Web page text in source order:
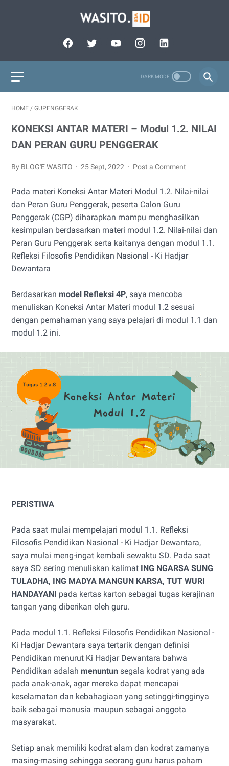
HOME / GUPENGGERAK
KONEKSI ANTAR MATERI – Modul 1.2. NILAI
DAN PERAN GURU PENGGERAK
By BLOG'E WASITO 25 Sept, 2022 Post a Comment
Pada materi Koneksi Antar Materi Modul 1.2. Nilai-nilai
dan Peran Guru Penggerak, peserta Calon Guru
Penggerak (CGP) diharapkan mampu menghasilkan
kesimpulan berdasarkan materi modul 1.2. Nilai-nilai dan
Peran Guru Penggerak serta kaitanya dengan modul 1.1.
Refleksi Filosofis Pendidikan Nasional - Ki Hadjar
Dewantara
Berdasarkan model Refleksi 4P, saya mencoba
menuliskan Koneksi Antar Materi modul 1.2 sesuai
dengan pemahaman yang saya pelajari di modul 1.1 dan
modul 1.2 ini.
PERISTIWA
Pada saat mulai mempelajari modul 1.1. Refleksi
Filosofis Pendidikan Nasional - Ki Hadjar Dewantara,
saya mulai meng-ingat kembali sewaktu SD. Pada saat
saya SD sering menuliskan kalimat ING NGARSA SUNG
TULADHA, ING MADYA MANGUN KARSA, TUT WURI
HANDAYANI pada kertas karton sebagai tugas kerajinan
tangan yang diberikan oleh guru.
Pada modul 1.1. Refleksi Filosofis Pendidikan Nasional -
Ki Hadjar Dewantara saya tertarik dengan definisi
Pendidikan menurut Ki Hadjar Dewantara bahwa
Pendidikan adalah menuntun segala kodrat yang ada
pada anak-anak, agar mereka dapat mencapai
keselamatan dan kebahagiaan yang setinggi-tingginya
baik sebagai manusia maupun sebagai anggota
masyarakat.
Setiap anak memiliki kodrat alam dan kodrat zamanya
masing-masing sehingga seorang guru harus paham